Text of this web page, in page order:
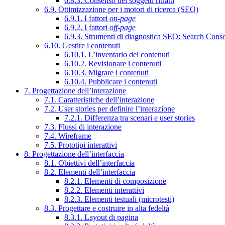
6.9. Ottimizzazione per i motori di ricerca (SEO)
6.9.1. I fattori on-page
6.9.2. I fattori off-page
6.9.3. Strumenti di diagnostica SEO: Search
6.10. Gestire i contenuti
6.10.1. L’inventario dei contenuti
6.10.2. Revisionare i contenuti
6.10.3. Migrare i contenuti
6.10.4. Pubblicare i contenuti
7. Progettazione dell’interazione
7.1. Caratteristiche dell’interazione
7.2. User stories per definire l’interazione
7.2.1. Differenza tra scenari e user stories
7.3. Flussi di interazione
7.4. Wireframe
7.5. Prototipi interattivi
8. Progettazione dell’interfaccia
8.1. Obiettivi dell’interfaccia
8.2. Elementi dell’interfaccia
8.2.1. Elementi di composizione
8.2.2. Elementi interattivi
8.2.3. Elementi testuali (microtesti)
8.3. Progettare e costruire in alta fedeltà
8.3.1. Layout di pagina